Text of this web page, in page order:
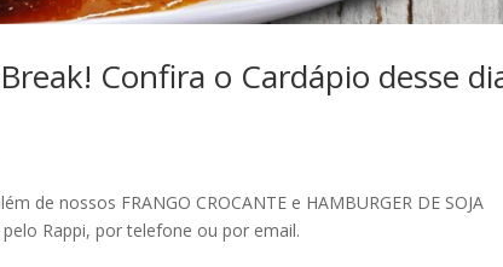
Confira o Cardápio desse
de nossos FRANGO CROCANTE e HAMBURGER DE SOJA
Rappi, por telefone ou por email.